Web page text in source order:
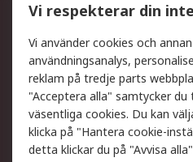
DesignSpark
Ditt lokala säljteam
Support
Få hjälp
Leverans
Begär en fakturakopi
Vi respekterar din
Vi använder cookies och
användningsanalys,
reklam på tredje parts
"Acceptera alla" samtycker du
väsentliga cookies. Du kan
klicka på "Hantera cookie-
detta klickar du på "Avvisa